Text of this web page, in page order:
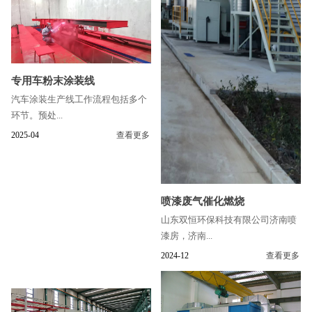
专用车粉末涂装线
汽车涂装生产线工作流程包括多个
环节。预处...
2025-04 查看更多
喷漆废气催化燃烧
山东双恒环保科技有限公司济南喷
漆房，济南...
2024-12 查看更多